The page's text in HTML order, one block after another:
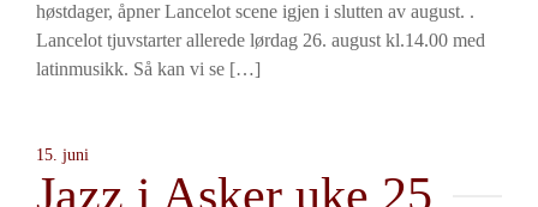
høstdager, åpner Lancelot scene igjen i slutten av august. .
Lancelot tjuvstarter allerede lørdag 26. august kl.14.00 med
latinmusikk. Så kan vi se […]
15. juni
Jazz i Asker uke 25